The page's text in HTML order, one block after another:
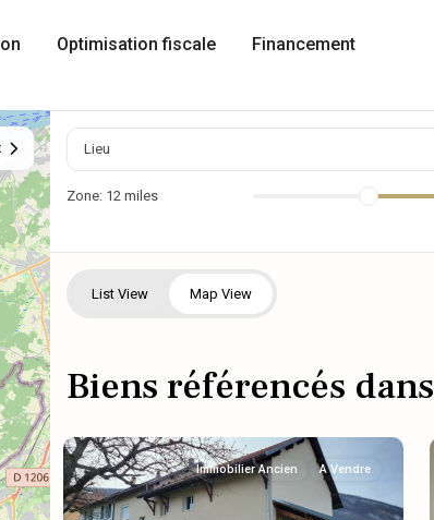
Optimisation fiscale Financement
Zone: 12 miles
List View Map View
Biens référencés
Immobilier Ancien A Vendre